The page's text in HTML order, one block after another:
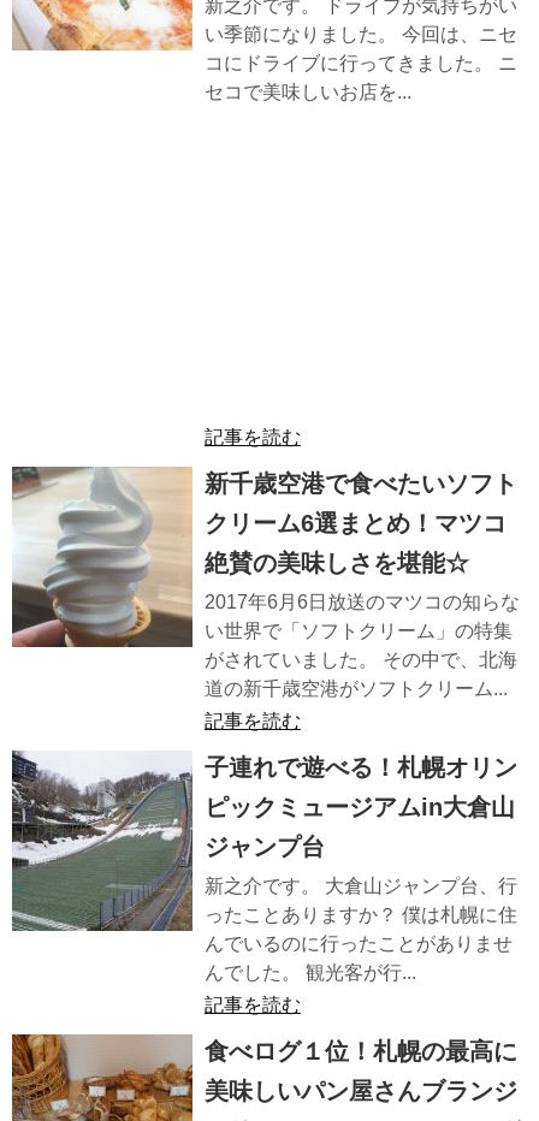
新之介です。 ドライブが気持ちがい
い季節になりました。 今回は、ニセ
コにドライブに行ってきました。 ニ
セコで美味しいお店を...
記事を読む
新千歳空港で食べたいソフト
クリーム6選まとめ！マツコ
絶賛の美味しさを堪能☆
2017年6月6日放送のマツコの知らな
い世界で「ソフトクリーム」の特集
がされていました。 その中で、北海
道の新千歳空港がソフトクリーム...
記事を読む
子連れで遊べる！札幌オリン
ピックミュージアムin大倉山
ジャンプ台
新之介です。 大倉山ジャンプ台、行
ったことありますか？ 僕は札幌に住
んでいるのに行ったことがありませ
んでした。 観光客が行...
記事を読む
食べログ１位！札幌の最高に
美味しいパン屋さんブランジ